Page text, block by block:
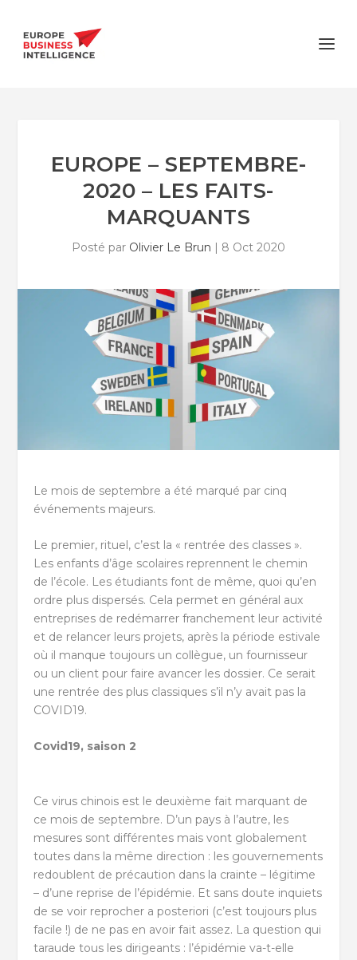
EUROPE – SEPTEMBRE-
2020 – LES FAITS-
MARQUANTS
Posté par Olivier Le Brun | 8 Oct 2020
Le mois de septembre a été marqué par cinq
événements majeurs.
Le premier, rituel, c’est la « rentrée des classes ».
Les enfants d’âge scolaires reprennent le chemin
de l’école. Les étudiants font de même, quoi qu’en
ordre plus dispersés. Cela permet en général aux
entreprises de redémarrer franchement leur activité
et de relancer leurs projets, après la période estivale
où il manque toujours un collègue, un fournisseur
ou un client pour faire avancer les dossier. Ce serait
une rentrée des plus classiques s’il n’y avait pas la
COVID19.
Covid19, saison 2
Ce virus chinois est le deuxième fait marquant de
ce mois de septembre. D’un pays à l’autre, les
mesures sont différentes mais vont globalement
toutes dans la même direction : les gouvernements
redoublent de précaution dans la crainte – légitime
– d’une reprise de l’épidémie. Et sans doute inquiets
de se voir reprocher a posteriori (c’est toujours plus
facile !) de ne pas en avoir fait assez. La question qui
taraude tous les dirigeants : l’épidémie va-t-elle